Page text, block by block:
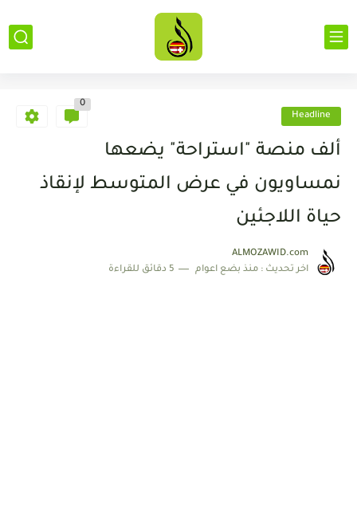
Headline
0
ألف منصة "استراحة" يضعها
نمساويون في عرض المتوسط لإنقاذ
حياة اللاجئين
ALMOZAWID.com
اخر تحديث : منذ بضع اعوام 5 دقائق للقراءة